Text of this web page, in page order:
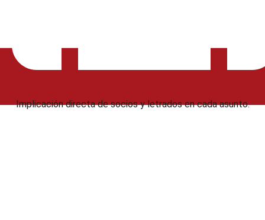
Implicación directa de socios y letrados en cada asunto.